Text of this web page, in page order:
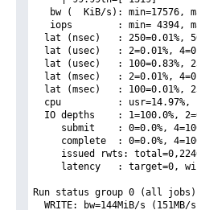
bw (  KiB/s): min=17576,
iops        : min= 4394,
lat (nsec)   : 250=0.01%,
lat (usec)   : 2=0.01%,
lat (usec)   : 100=0.83%,
lat (msec)   : 2=0.01%,
lat (msec)   : 100=0.01%,
cpu          : usr=14.97%,
IO depths    : 1=100.0%,
submit    : 0=0.0%,
complete  : 0=0.0%,
issued rwts:
latency   : target=0,
Run status group 0 (all
WRITE: bw=144MiB/s